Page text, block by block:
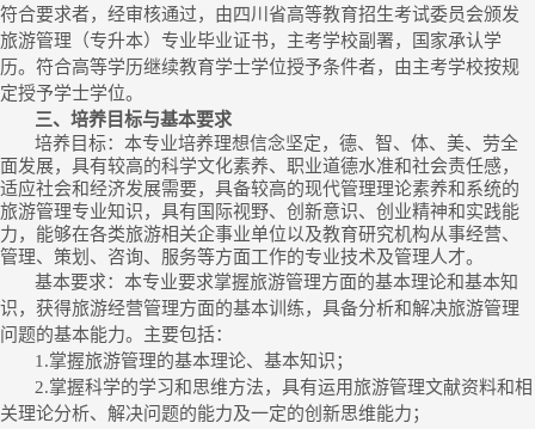
符合要求者，经审核通过，由四川省高等教育招生考试委员会颁发
旅游管理（专升本）专业毕业证书，主考学校副署，国家承认学
历。符合高等学历继续教育学士学位授予条件者，由主考学校按规
定授予学士学位。
三、培养目标与基本要求
培养目标：本专业培养理想信念坚定，德、智、体、美、劳全
面发展，具有较高的科学文化素养、职业道德水准和社会责任感，
适应社会和经济发展需要，具备较高的现代管理理论素养和系统的
旅游管理专业知识，具有国际视野、创新意识、创业精神和实践能
力，能够在各类旅游相关企事业单位以及教育研究机构从事经营、
管理、策划、咨询、服务等方面工作的专业技术及管理人才。
基本要求：本专业要求掌握旅游管理方面的基本理论和基本知
识，获得旅游经营管理方面的基本训练，具备分析和解决旅游管理
问题的基本能力。主要包括：
1.掌握旅游管理的基本理论、基本知识；
2.掌握科学的学习和思维方法，具有运用旅游管理文献资料和相
关理论分析、解决问题的能力及一定的创新思维能力；